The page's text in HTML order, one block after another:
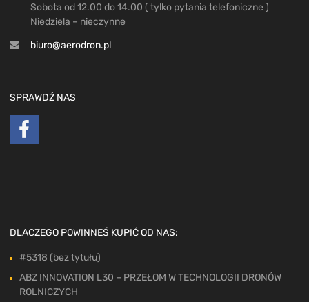
Sobota od 12.00 do 14.00 ( tylko pytania telefoniczne )
Niedziela – nieczynne
biuro@aerodron.pl
SPRAWDŹ NAS
DLACZEGO POWINNEŚ KUPIĆ OD NAS:
#5318 (bez tytułu)
ABZ INNOVATION L30 – PRZEŁOM W TECHNOLOGII DRONÓW
ROLNICZYCH